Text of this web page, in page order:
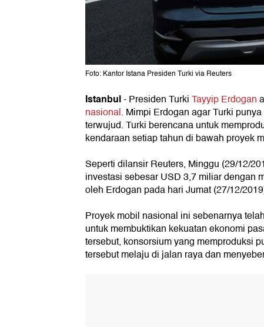
Foto: Kantor Istana Presiden Turki via Reuters
Istanbul- Presiden TurkiTayyip Erdogan
nasional. Mimpi Erdogan agar Turki
terwujud. Turki berencana untuk
kendaraan setiap tahun di bawah proyek
Seperti dilansir Reuters, Minggu (29/12/
investasi sebesar USD 3,7 miliar dengan
oleh Erdogan pada hari Jumat (27/12/
Proyek mobil nasional ini sebenarnya
untuk membuktikan kekuatan ekonomi
tersebut, konsorsium yang memproduksi
tersebut melaju di jalan raya dan